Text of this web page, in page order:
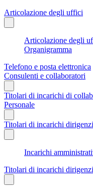
Articolazione degli uffici
Articolazione degli
Organigramma
Telefono e posta elettronica
Consulenti e collaboratori
Titolari di incarichi di
Personale
Titolari di incarichi
Incarichi
Titolari di incarichi